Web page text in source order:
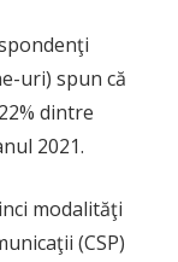
uri) spun că
dintre
2021.
modalităţi
(CSP)